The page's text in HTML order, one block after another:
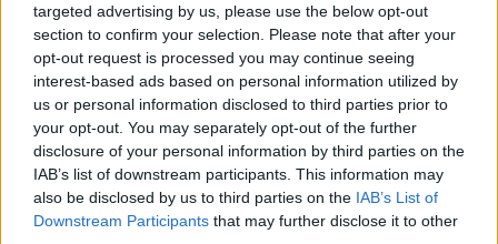
targeted advertising by us, please use the below opt-out
section to confirm your selection. Please note that after your
opt-out request is processed you may continue seeing
interest-based ads based on personal information utilized by
us or personal information disclosed to third parties prior to
your opt-out. You may separately opt-out of the further
disclosure of your personal information by third parties on the
IAB’s list of downstream participants. This information may
also be disclosed by us to third parties on the IAB’s List of
Downstream Participants that may further disclose it to other
Pour servir, prendre une cuillère de cette gelée dans une
tasse et versez de l’eau bouillante dessus Conservez au
réfrigérateur 2-3 mois. Et la vous avez un nectar contre les
maux de gorges.